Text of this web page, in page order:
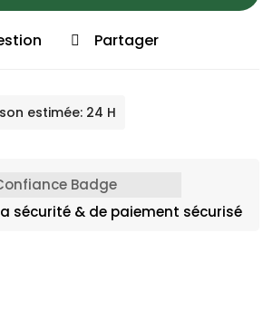
Partager
estimée: 24 H
sécurité & de paiement sécurisé